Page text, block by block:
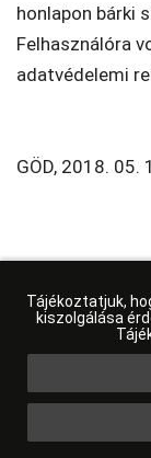
Tájékoztatjuk,
kiszolgálása
honlapon bárki
Felhasználóra
adatvédelemi
GÖD, 2018. 05.